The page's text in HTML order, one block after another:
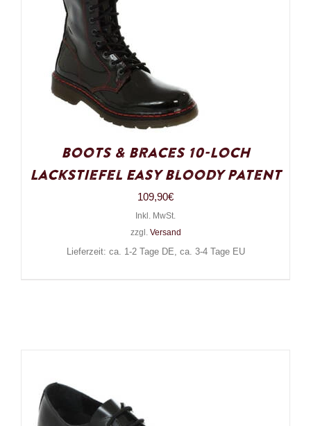
Boots & Braces 10-Loch
Lackstiefel Easy Bloody Patent
109,90€
Inkl. MwSt.
zzgl. Versand
Lieferzeit: ca. 1-2 Tage DE, ca. 3-4 Tage EU